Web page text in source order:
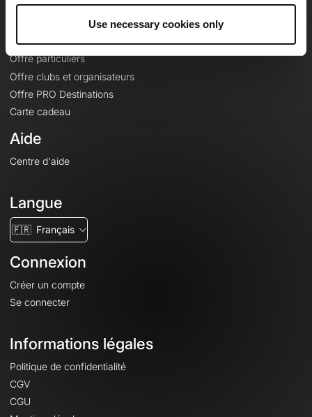
Use necessary cookies only
Fonds de cartes topographiques
Fonctionnalités
Offre particuliers
Offre clubs et organisateurs
Offre PRO Destinations
Carte cadeau
Aide
Centre d'aide
Langue
🇫🇷 Français
Connexion
Créer un compte
Se connecter
Informations légales
Politique de confidentialité
CGV
CGU